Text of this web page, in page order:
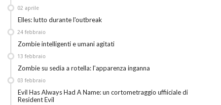
Elles: lutto durante l'outbreak
02 aprile
Zombie intelligenti e umani agitati
24 febbraio
Zombie su sedia a rotella: l'apparenza inganna
13 febbraio
Evil Has Always Had A Name: un cortometraggio uffiiciale di
Resident Evil
03 febbraio